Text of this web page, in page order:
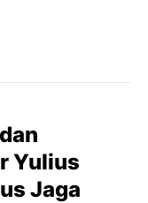
Yulius
Jaga